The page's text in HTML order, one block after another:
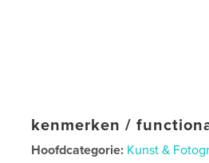
kenmerken /
Hoofdcategorie: Kunst &